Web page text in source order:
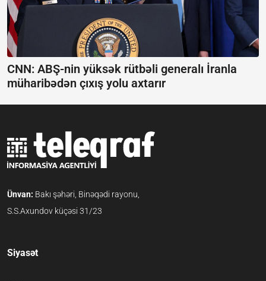
CNN: ABŞ-nin yüksək rütbəli generalı İranla
müharibədən çıxış yolu axtarır
Ünvan: Bakı şəhəri, Binəqədi rayonu,
S.S.Axundov küçəsi 31/23
Siyasət